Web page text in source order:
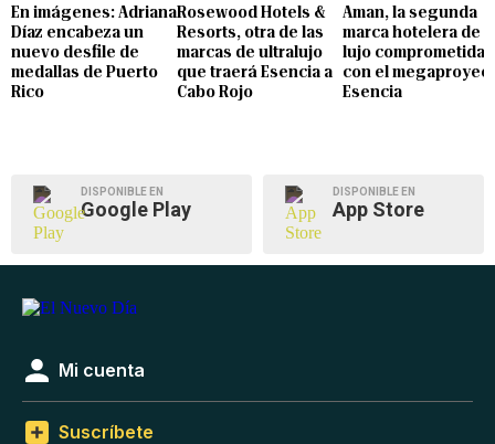
En imágenes: Adriana
Díaz encabeza un
nuevo desfile de
medallas de Puerto
Rico
Rosewood Hotels &
Resorts, otra de las
marcas de ultralujo
que traerá Esencia a
Cabo Rojo
Aman, la segunda
marca hotelera de
lujo comprometida
con el
Esencia
DISPONIBLE EN
Google Play
DISPONIBLE EN
App Store
Mi cuenta
Suscríbete